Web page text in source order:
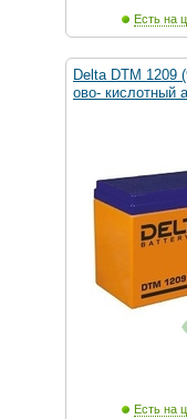
Есть на
Delta DTM 1209
ово- кислотный
Есть на